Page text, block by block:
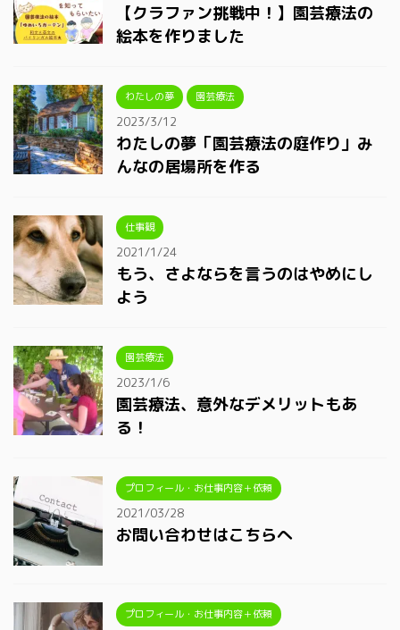
【クラファン挑戦中！】園芸療法の
絵本を作りました
わたしの夢 園芸療法
2023/3/12
わたしの夢「園芸療法の庭作り」み
んなの居場所を作る
仕事観
2021/1/24
もう、さよならを言うのはやめにし
よう
園芸療法
2023/1/6
園芸療法、意外なデメリットもあ
る！
プロフィール・お仕事内容＋依頼
2021/03/28
お問い合わせはこちらへ
プロフィール・お仕事内容＋依頼